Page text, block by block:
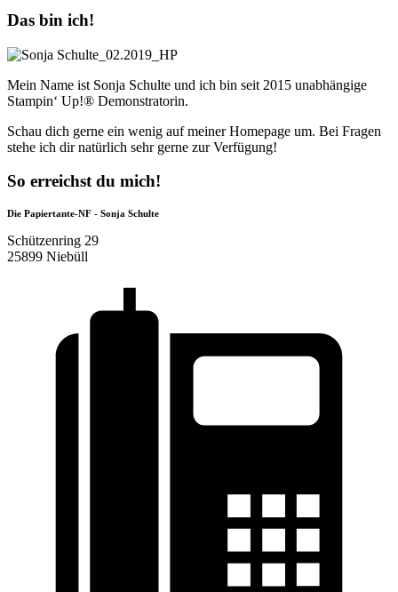
Das bin ich!
Mein Name ist Sonja Schulte und ich bin seit 2015 unabhängige
Stampin‘ Up!® Demonstratorin.
Schau dich gerne ein wenig auf meiner Homepage um. Bei Fragen
stehe ich dir natürlich sehr gerne zur Verfügung!
So erreichst du mich!
Die Papiertante-NF - Sonja Schulte
Schützenring 29
25899 Niebüll